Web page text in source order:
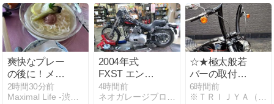
爽快なプレー
の後に！メン
バーコースの
オリムピック
2時間30分前
Maximal Life -渋谷で働く営業本部長のブログ-
2004年式
FXST エンジ
ンから異音？
点検！！
4時間前
ネオガレージブログ 千葉ハーレーショップ
☆★極太般若
バーの取付け
を・・・★☆
6時間前
※ＴＲＩＪＹＡ（トライジャ）創作日記※